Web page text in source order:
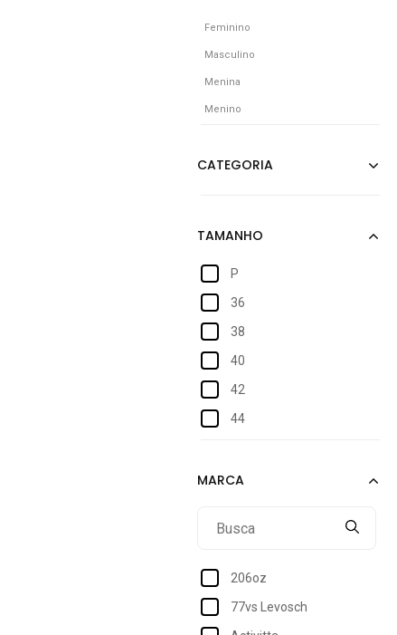
Feminino
Masculino
Menina
Menino
P
36
38
40
42
44
48
206oz
77vs Levosch